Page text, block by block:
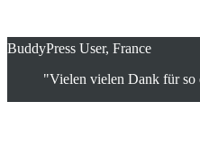
BuddyPress User, France
"Vielen vielen Dank für